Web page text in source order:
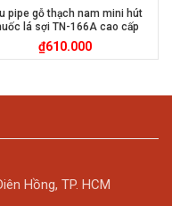
pipe gỗ thạch nam mini hút
lá sợi TN-166A cao cấp
₫610.000
Hồng, TP. HCM